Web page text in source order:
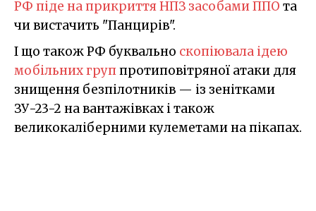
РФ піде на прикриття НПЗ засобами ППО та
чи вистачить "Панцирів".
І що також РФ буквально скопіювала ідею
мобільних группротиповітряної атаки для
знищення безпілотників — із зенітками
ЗУ-23-2 на вантажівках і також
великокаліберними кулеметами на пікапах.